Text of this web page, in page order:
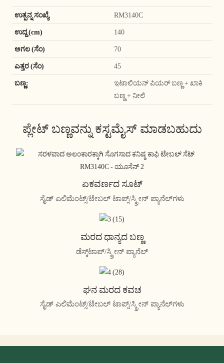
ಉತ್ಪನ್ನ ಸಂಖ್ಯೆ RM3140C
ಉದ್ದ (cm) 140
ಅಗಲ (ಸೆಂ) 70
ಎತ್ತರ (ಸೆಂ) 45
ಬಣ್ಣ:
ಇಟಾಲಿಯನ್ ಪಿಯರ್ ಬಣ್ಣ + ಖಾಕಿ
ಬಣ್ಣ + ನೀಲಿ
ಪ್ಲೇಟ್ ಬಣ್ಣವನ್ನು ಕಸ್ಟಮೈಸ್ ಮಾಡಬಹುದು
ಏಕವರ್ಣದ ಸೂಟ್
ಸೈಡ್ ಎಲಿಮೆಂಟ್ಸ್/ಟೇಬಲ್ ಟಾಪ್ಸ್/ಸ್ಕ್ರೀನ್ ಪ್ಯಾನೆಲ್‌ಗಳು
ಮರದ ಧಾನ್ಯದ ಬಣ್ಣ
ಡೆಸ್ಕ್‌ಟಾಪ್/ಸ್ಕ್ರೀನ್ ಪ್ಯಾನೆಲ್
ಘನ ಮರದ ಕವಚ
ಸೈಡ್ ಎಲಿಮೆಂಟ್ಸ್/ಟೇಬಲ್ ಟಾಪ್ಸ್/ಸ್ಕ್ರೀನ್ ಪ್ಯಾನೆಲ್‌ಗಳು